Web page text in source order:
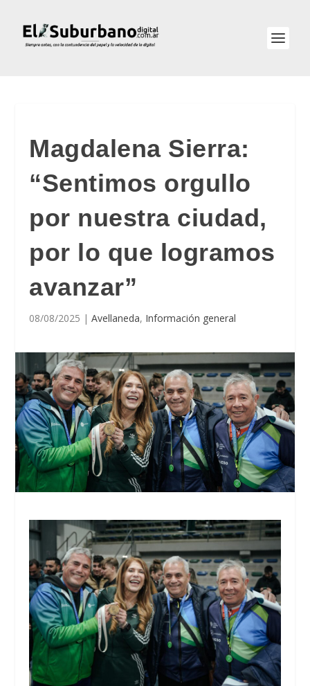
Magdalena Sierra:
“Sentimos orgullo
por nuestra ciudad,
por lo que logramos
avanzar”
08/08/2025 |Avellaneda, Información general